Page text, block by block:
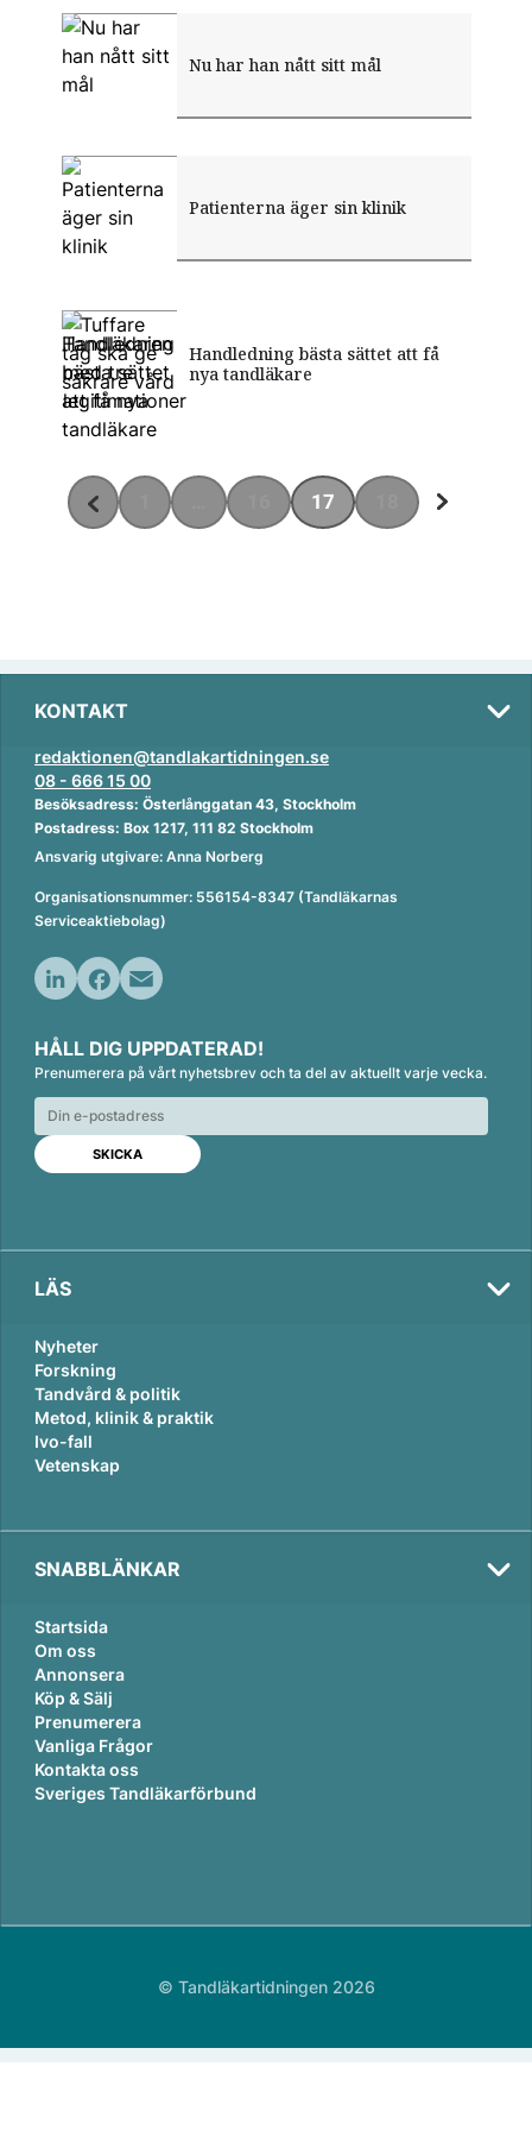
Nu har han nått sitt mål
Patienterna äger sin klinik
Tandläkaren med tre
legitimationer
Tuffare tag ska ge säkrare vård
Handledning bästa sättet att få
nya tandläkare
17
KONTAKT
redaktionen@tandlakartidningen.se
08 - 666 15 00
Besöksadress: Österlånggatan 43, Stockholm
Postadress: Box 1217, 111 82 Stockholm
Ansvarig utgivare: Anna Norberg
Organisationsnummer: 556154-8347 (Tandläkarnas
Serviceaktiebolag)
n
k
e
d
n
c
e
b
o
o
k
a
i
l
HÅLL DIG UPPDATERAD!
Prenumerera på vårt nyhetsbrev och ta del av aktuellt varje vecka.
LÄS
Nyheter
Forskning
Tandvård & politik
Metod, klinik & praktik
Ivo-fall
Vetenskap
SNABBLÄNKAR
Startsida
Om oss
Annonsera
Köp & Sälj
Prenumerera
Vanliga Frågor
Kontakta oss
Sveriges Tandläkarförbund
© Tandläkartidningen 2026